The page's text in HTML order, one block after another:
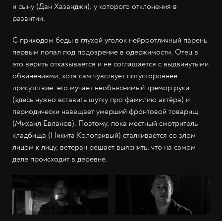
и сыну (Дан Хазанджи), у которого отклонения в
развитии.
С приходом беды в глухой уголок нейроотличный парень
первым попал под подозрение в одержимости. Отец в
это верить отказывается и не соглашается с выдвинутыми
обвинениями, хотя сам чувствует потустороннее
присутствие: его мучает необъяснимый тремор руки
(здесь нужно вставить шутку про фамилию актёра) и
периодически навещает умерший фронтовой товарищ
(Михаил Евланов). Поэтому, пока местный смотритель
кладбища (Никита Кологривый) сталкивается со злом
лицом к лицу, ветеран решает выяснить, что на самом
деле происходит в деревне.